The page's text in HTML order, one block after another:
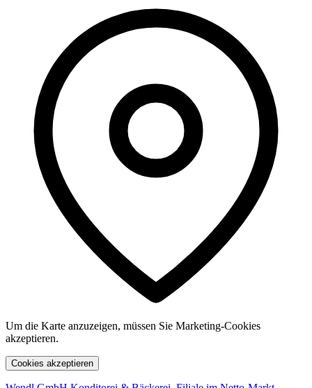
Um die Karte anzuzeigen, müssen Sie Marketing-Cookies
akzeptieren.
Cookies akzeptieren